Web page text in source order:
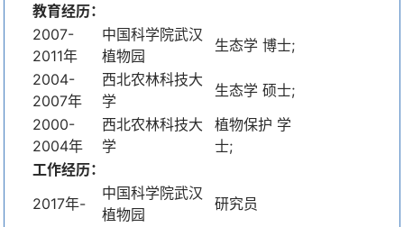
教育经历：
2007-
2011年
中国科学院武汉
植物园
生态学 博士;
2004-
2007年
西北农林科技大
学
生态学 硕士;
2000-
2004年
西北农林科技大
学
植物保护 学
士;
工作经历：
2017年-
中国科学院武汉
植物园
研究员